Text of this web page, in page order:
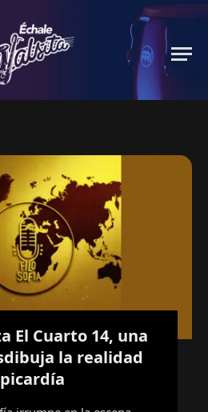
El Cuarto 14, una
la realidad